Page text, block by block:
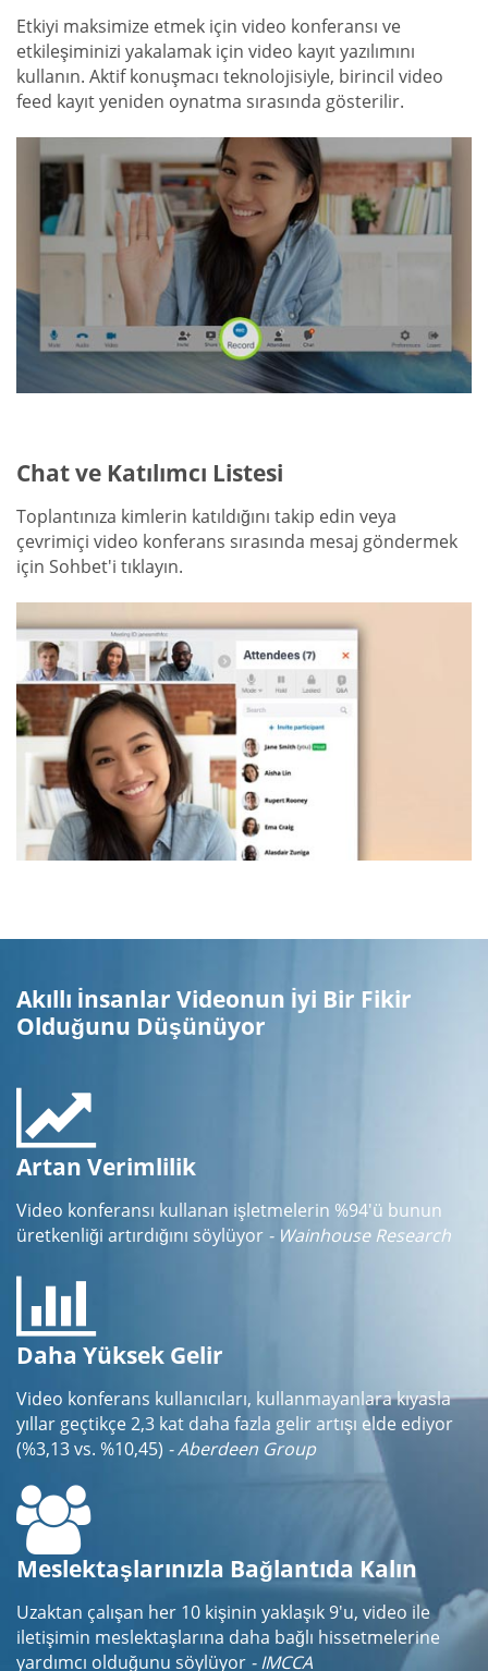
Etkiyi maksimize etmek için video konferansı ve
etkileşiminizi yakalamak için video kayıt yazılımını
kullanın. Aktif konuşmacı teknolojisiyle, birincil video
feed kayıt yeniden oynatma sırasında gösterilir.
Chat ve Katılımcı Listesi
Toplantınıza kimlerin katıldığını takip edin veya
çevrimiçi video konferans sırasında mesaj göndermek
için Sohbet'i tıklayın.
Akıllı İnsanlar Videonun İyi Bir Fikir
Olduğunu Düşünüyor
Artan Verimlilik
Video konferansı kullanan işletmelerin %94'ü bunun
üretkenliği artırdığını söylüyor - Wainhouse Research
Daha Yüksek Gelir
Video konferans kullanıcıları, kullanmayanlara kıyasla
yıllar geçtikçe 2,3 kat daha fazla gelir artışı elde ediyor
(%3,13 vs. %10,45) - Aberdeen Group
Meslektaşlarınızla Bağlantıda Kalın
Uzaktan çalışan her 10 kişinin yaklaşık 9'u, video ile
iletişimin meslektaşlarına daha bağlı hissetmelerine
yardımcı olduğunu söylüyor - IMCCA